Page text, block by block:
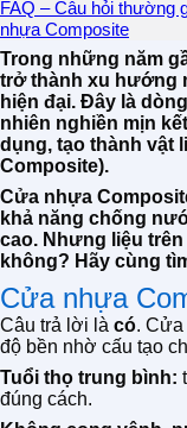
FAQ – Câu hỏi thường
nhựa Composite
Trong những năm
trở thành xu hướng
hiện đại. Đây là
nhiên nghiền mịn
dụng, tạo thành vật
Composite).
Cửa nhựa
khả năng chống
cao. Nhưng liệu
không? Hãy cùng
Cửa nhựa
Câu trả lời là có.
độ bền nhờ cấu tạo
Tuổi thọ trung bình:
đúng cách.